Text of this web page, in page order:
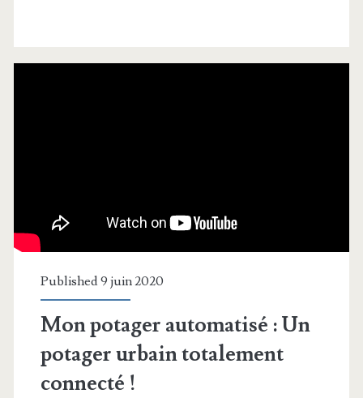
Published 9 juin 2020
Mon potager automatisé : Un
potager urbain totalement
connecté !